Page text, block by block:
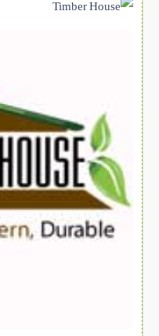
شهری ترافیکی
سنگ ساختمانی
عایق ساختمان
سرویس بهداشتی
پله,نرده,حفاظ
برقی,روشنایی,ایمنی